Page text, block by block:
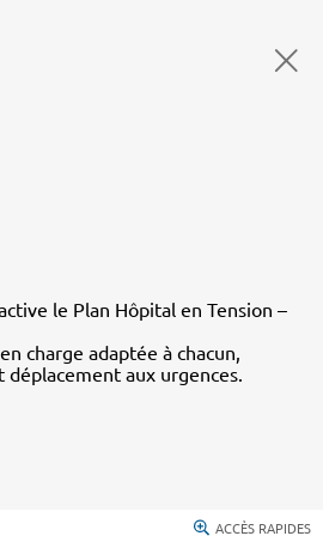
le Plan Hôpital en Tension –
charge adaptée à chacun,
aux urgences.
ACCÈS RAPIDES